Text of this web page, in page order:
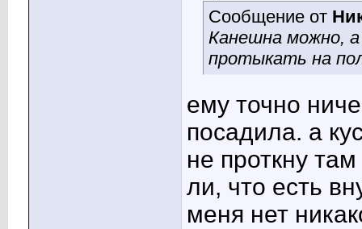
Сообщение от
Канешна можно,
протыкать на
ему точно
посадила. а
не проткну
ли, что есть
меня нет